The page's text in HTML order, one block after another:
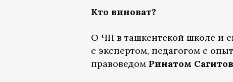
Кто виноват?
О ЧП в ташкентской школе и
с экспертом, педагогом с
правоведом Ринатом